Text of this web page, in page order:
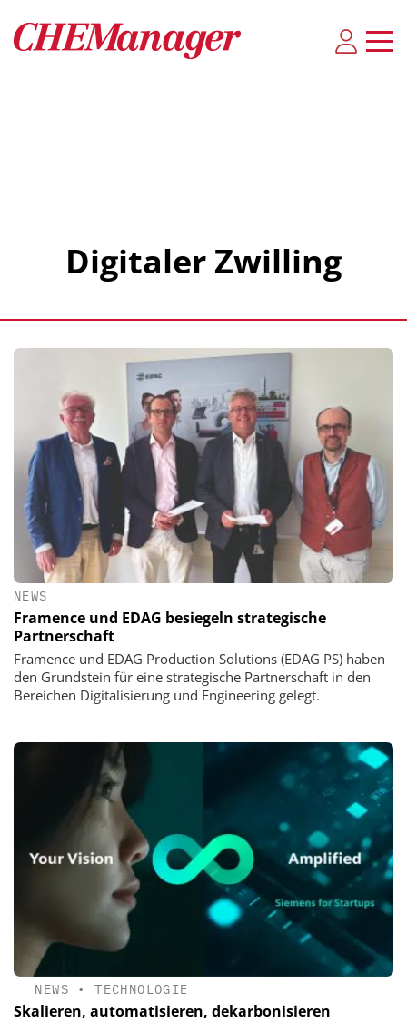
Digitaler Zwilling
NEWS
Framence und EDAG besiegeln strategische
Partnerschaft
Framence und EDAG Production Solutions (EDAG PS) haben
den Grundstein für eine strategische Partnerschaft in den
Bereichen Digitalisierung und Engineering gelegt.
NEWS •TECHNOLOGIE
Skalieren, automatisieren, dekarbonisieren